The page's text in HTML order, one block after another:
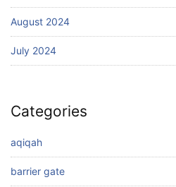
August 2024
July 2024
Categories
aqiqah
barrier gate